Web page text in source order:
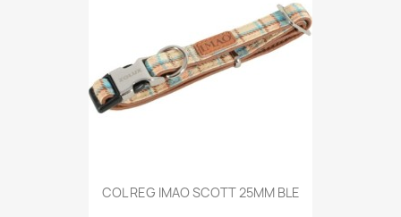
COL REG IMAO SCOTT 25MM BLE